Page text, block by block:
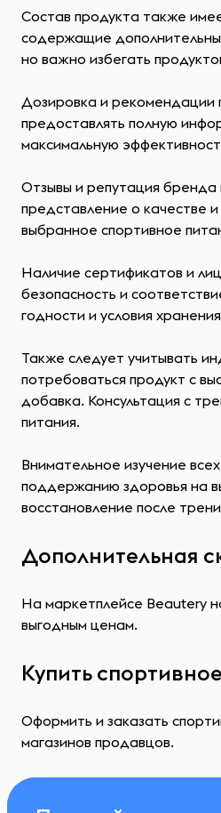
Состав продукта также
содержащие
но важно избегать
Дозировка и рекомендации
предоставлять полную
максимальную
Отзывы и репутация бренда
представление о качестве
выбранное спортивное
Наличие сертификатов и
безопасность и
годности и условия
Также следует учитывать
потребоваться продукт с
добавка. Консультация с
питания.
Внимательное изучение
поддержанию здоровья на
восстановление после
Дополнительная
На маркетплейсе Beautery
выгодным ценам.
Купить
Оформить и заказать
магазинов продавцов.